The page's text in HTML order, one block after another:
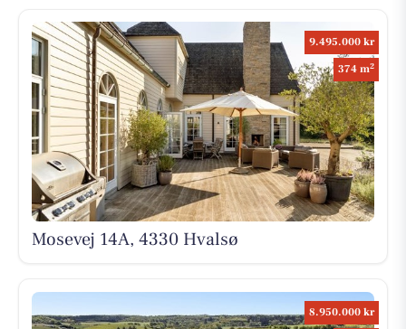
9.495.000 kr
374 m2
Mosevej 14A, 4330 Hvalsø
8.950.000 kr